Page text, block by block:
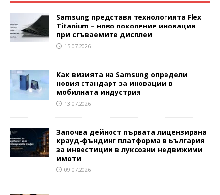
Samsung представя технологията Flex
Titanium – ново поколение иновации
при сгъваемите дисплеи
15.07.2026
Как визията на Samsung определи
новия стандарт за иновации в
мобилната индустрия
13.07.2026
Започва дейност първата лицензирана
крауд-фъндинг платформа в България
за инвестиции в луксозни недвижими
имоти
09.07.2026